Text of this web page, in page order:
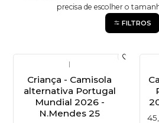
precisa de escolher o
FILTROS
|
Criança - Camisola
alternativa Portugal
Mundial 2026 -
N.Mendes 25